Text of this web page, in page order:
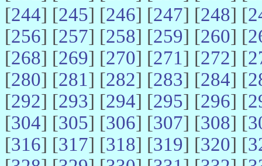
[244] [245] [246] [247] [248] [
[256] [257] [258] [259] [260] [
[268] [269] [270] [271] [272] [
[280] [281] [282] [283] [284] [
[292] [293] [294] [295] [296] [
[304] [305] [306] [307] [308] [
[316] [317] [318] [319] [320] [